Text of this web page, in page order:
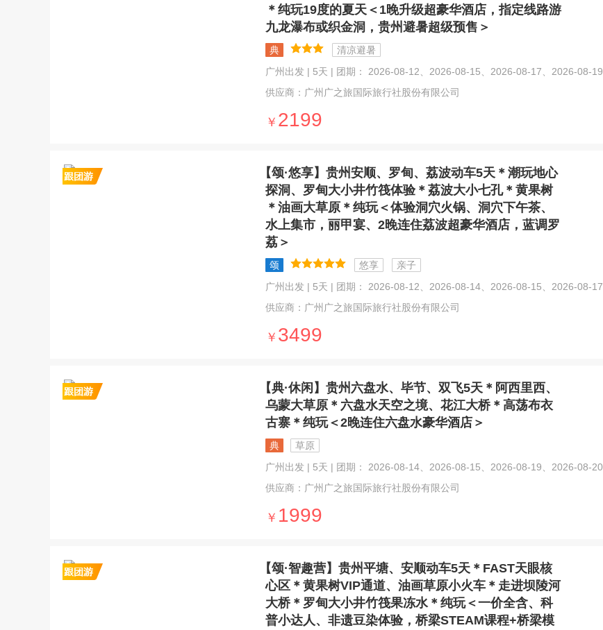
＊纯玩19度的夏天＜1晚升级超豪华酒店，指定线路游
九龙瀑布或织金洞，贵州避暑超级预售＞
典
清凉避暑
广州出发 | 5天 | 团期： 2026-08-12、2026-08-15、2026-08-17、2026-08-19
供应商：广州广之旅国际旅行社股份有限公司
￥ 2199
【颂·悠享】贵州安顺、罗甸、荔波动车5天＊潮玩地心
探洞、罗甸大小井竹筏体验＊荔波大小七孔＊黄果树
＊油画大草原＊纯玩＜体验洞穴火锅、洞穴下午茶、
水上集市，丽甲宴、2晚连住荔波超豪华酒店，蓝调罗
荔＞
颂 悠享
亲子
广州出发 | 5天 | 团期： 2026-08-12、2026-08-14、2026-08-15、2026-08-17
供应商：广州广之旅国际旅行社股份有限公司
￥ 3499
【典·休闲】贵州六盘水、毕节、双飞5天＊阿西里西、
乌蒙大草原＊六盘水天空之境、花江大桥＊高荡布衣
古寨＊纯玩＜2晚连住六盘水豪华酒店＞
典
草原
广州出发 | 5天 | 团期： 2026-08-14、2026-08-15、2026-08-19、2026-08-20
供应商：广州广之旅国际旅行社股份有限公司
￥ 1999
【颂·智趣营】贵州平塘、安顺动车5天＊FAST天眼核
心区＊黄果树VIP通道、油画草原小火车＊走进坝陵河
大桥＊罗甸大小井竹筏果冻水＊纯玩＜一价全含、科
普小达人、非遗豆染体验，桥梁STEAM课程+桥梁模